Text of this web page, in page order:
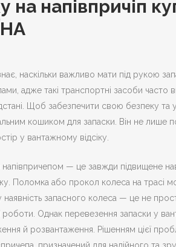
на напівпричіп
наскільки важливо мати під рукою
адже такі транспортні засоби
Щоб забезпечити свою безпеку
кошиком для запаски. Він не лише
у вантажному відсіку.
— це завжди підвищене
Поломка або прокол колеса на трасі
запасного колеса — це не
Однак перевезення запаски у
й розвантаження. Рішенням цієї